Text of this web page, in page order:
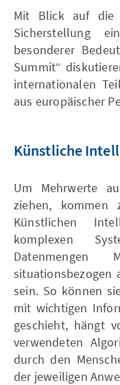
Mit Blick auf die
Sicherstellung
besonderer
Summit“
internationalen
aus europäischer
Künstliche
Um Mehrwerte
ziehen, kommen
Künstlichen
komplexen
Datenmengen
situationsbezogen
sein. So können
mit wichtigen
geschieht, hängt
verwendeten
durch den
der jeweiligen